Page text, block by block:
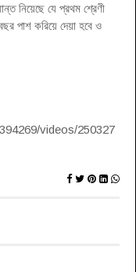
নিয়েছে যে প্রথম শ্রেণী
পাশ করিয়ে দেয়া হবে ও
videos/250327